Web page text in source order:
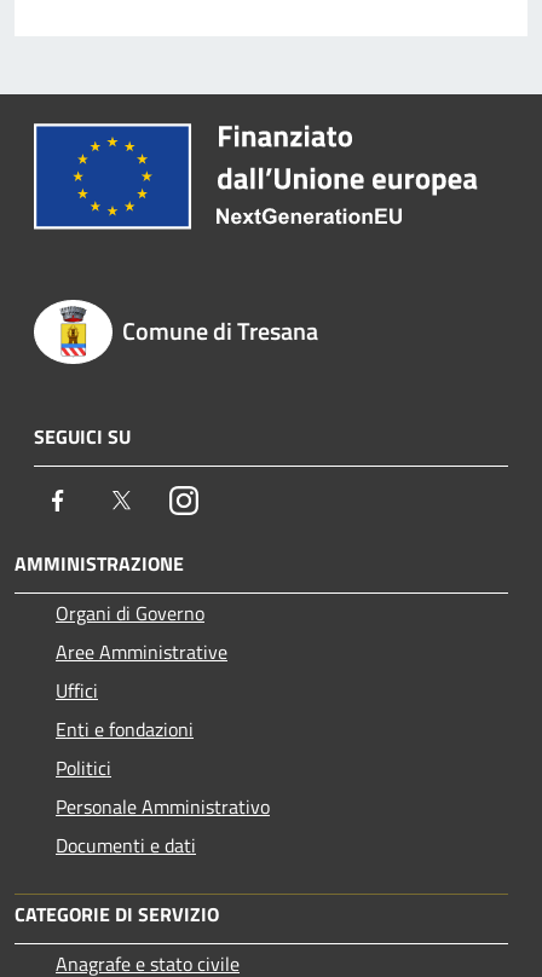
Comune di Tresana
SEGUICI SU
Facebook TwitterInstagram
AMMINISTRAZIONE
Organi di Governo
Aree Amministrative
Uffici
Enti e fondazioni
Politici
Personale Amministrativo
Documenti e dati
CATEGORIE DI SERVIZIO
Anagrafe e stato civile